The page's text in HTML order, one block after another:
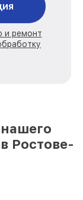
и ремонт
Ростове-